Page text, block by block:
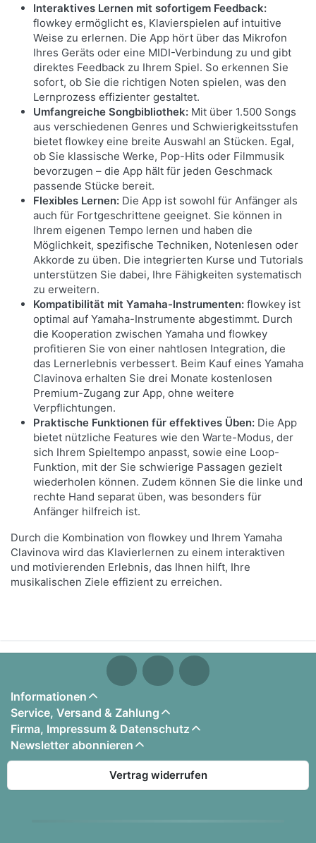
Interaktives Lernen mit sofortigem Feedback:
flowkey ermöglicht es, Klavierspielen auf intuitive
Weise zu erlernen. Die App hört über das Mikrofon
Ihres Geräts oder eine MIDI-Verbindung zu und gibt
direktes Feedback zu Ihrem Spiel. So erkennen Sie
sofort, ob Sie die richtigen Noten spielen, was den
Lernprozess effizienter gestaltet.
Umfangreiche Songbibliothek: Mit über 1.500 Songs
aus verschiedenen Genres und Schwierigkeitsstufen
bietet flowkey eine breite Auswahl an Stücken. Egal,
ob Sie klassische Werke, Pop-Hits oder Filmmusik
bevorzugen – die App hält für jeden Geschmack
passende Stücke bereit.
Flexibles Lernen: Die App ist sowohl für Anfänger als
auch für Fortgeschrittene geeignet. Sie können in
Ihrem eigenen Tempo lernen und haben die
Möglichkeit, spezifische Techniken, Notenlesen oder
Akkorde zu üben. Die integrierten Kurse und Tutorials
unterstützen Sie dabei, Ihre Fähigkeiten systematisch
zu erweitern.
Kompatibilität mit Yamaha-Instrumenten:flowkey ist
optimal auf Yamaha-Instrumente abgestimmt. Durch
die Kooperation zwischen Yamaha und flowkey
profitieren Sie von einer nahtlosen Integration, die
das Lernerlebnis verbessert. Beim Kauf eines Yamaha
Clavinova erhalten Sie drei Monate kostenlosen
Premium-Zugang zur App, ohne weitere
Verpflichtungen.
Praktische Funktionen für effektives Üben: Die App
bietet nützliche Features wie den Warte-Modus, der
sich Ihrem Spieltempo anpasst, sowie eine Loop-
Funktion, mit der Sie schwierige Passagen gezielt
wiederholen können. Zudem können Sie die linke und
rechte Hand separat üben, was besonders für
Anfänger hilfreich ist.
Durch die Kombination von flowkey und Ihrem Yamaha
Clavinova wird das Klavierlernen zu einem interaktiven
und motivierenden Erlebnis, das Ihnen hilft, Ihre
musikalischen Ziele effizient zu erreichen.
Informationen
Service, Versand & Zahlung
Firma, Impressum & Datenschutz
Newsletter abonnieren
Vertrag widerrufen